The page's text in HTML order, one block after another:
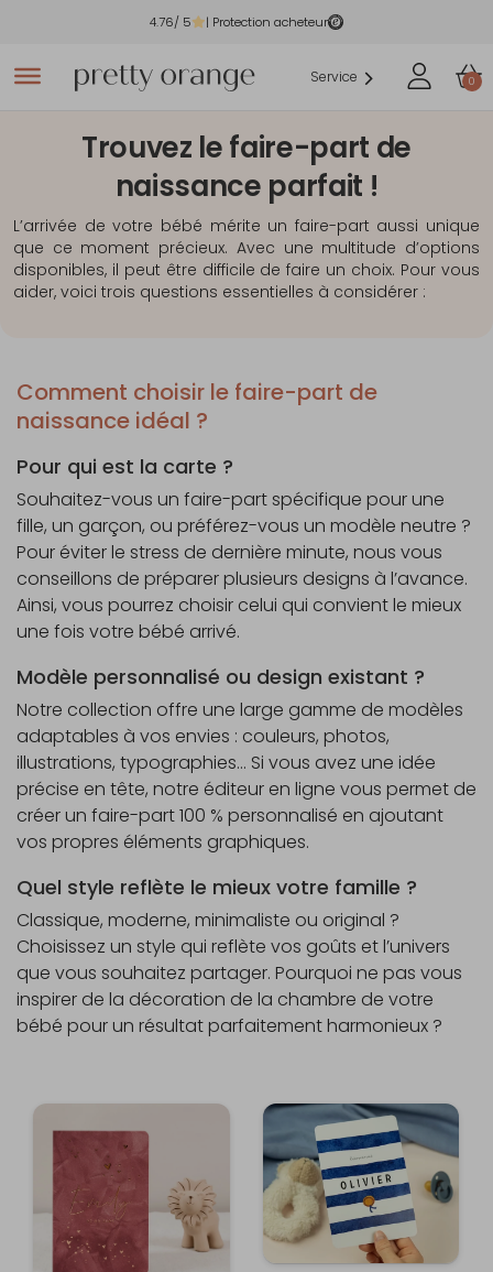
4.76/ 5 | Protection acheteur
Service 0
Trouvez le faire-part de
naissance parfait !
L’arrivée de votre bébé mérite un faire-part aussi unique
que ce moment précieux. Avec une multitude d’options
disponibles, il peut être difficile de faire un choix. Pour vous
aider, voici trois questions essentielles à considérer :
Comment choisir le faire-part de
naissance idéal ?
Pour qui est la carte ?
Souhaitez-vous un faire-part spécifique pour une
fille, un garçon, ou préférez-vous un modèle neutre ?
Pour éviter le stress de dernière minute, nous vous
conseillons de préparer plusieurs designs à l’avance.
Ainsi, vous pourrez choisir celui qui convient le mieux
une fois votre bébé arrivé.
Modèle personnalisé ou design existant ?
Notre collection offre une large gamme de modèles
adaptables à vos envies : couleurs, photos,
illustrations, typographies… Si vous avez une idée
précise en tête, notre éditeur en ligne vous permet de
créer un faire-part 100 % personnalisé en ajoutant
vos propres éléments graphiques.
Quel style reflète le mieux votre famille ?
Classique, moderne, minimaliste ou original ?
Choisissez un style qui reflète vos goûts et l’univers
que vous souhaitez partager. Pourquoi ne pas vous
inspirer de la décoration de la chambre de votre
bébé pour un résultat parfaitement harmonieux ?